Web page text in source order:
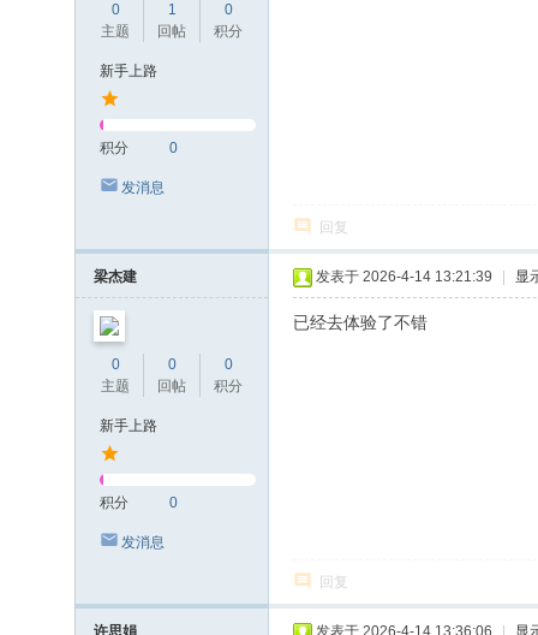
0
主题
1
回帖
0
积分
新手上路
积分 0
发消息
回复
梁杰建
0
主题
0
回帖
0
积分
新手上路
积分 0
发消息
发表于 2026-4-14 13:21:39 显
已经去体验了不错
回复
许思娟 发表于 2026-4-14 13:36:06 显